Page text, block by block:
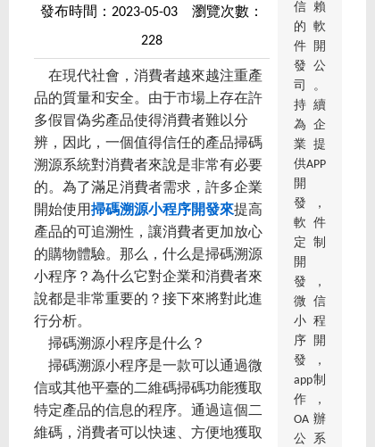
發布時間：2023-05-03 瀏覽次數：
228
在現代社會，消費者越來越注重產
品的質量和安全。由于市場上存在許
多假冒偽劣產品使得消費者難以分
辨，因此，一個值得信任的產品掃碼
溯源系統對消費者來說是非常有必要
的。為了滿足消費者需求，許多企業
開始使用掃碼溯源小程序開發來提高
產品的可追溯性，讓消費者更加放心
的購物體驗。那么，什么是掃碼溯源
小程序？為什么它對企業和消費者來
說都是非常重要的？接下來將對此進
行分析。
掃碼溯源小程序是什么？
掃碼溯源小程序是一款可以通過微
信或其他平臺的二維碼掃碼功能獲取
特定產品的信息的程序。通過這個二
維碼，消費者可以快速、方便地獲取
信賴
的軟
件開
發公
司。
持續
為企
業提
供APP
開
發，
軟件
定制
開
發，
微信
小程
序開
發，
app制
作，
OA辦
公系